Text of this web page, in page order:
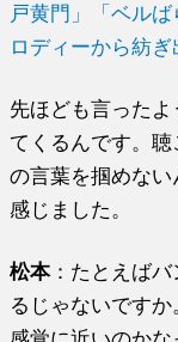
戸黄門」「ベル
ロディーから紡
先ほども言った
てくるんです。
の言葉を掴めな
感じました。
松本：たとえば
るじゃないです